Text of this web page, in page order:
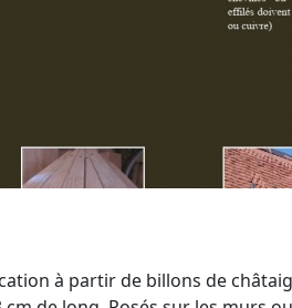
à partir de billons de